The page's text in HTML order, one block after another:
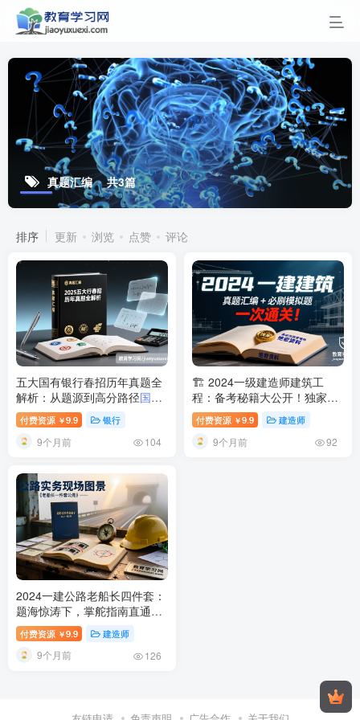
真题汇编 共3篇
排序 更新 浏览 点赞 评论
五大国有银行春招历年真题全
解析：从题源到高分路径国有
银行春招历年真题汇编与解析
指南
付费资源 ￥9.9 银行
9个月前 104
🏗️ 2024一级建造师建筑工
程：备考秘籍大公开！独家真
题汇编与高频必刷模拟题，助
你一次通关！ 2024年一级建造
师建筑工程备考：独家真题汇
付费资源 ￥9.9 建造师
9个月前 92
2024一建公路老船长四件套：
题海惊涛下，掌舵指南直通上
岸港湾！2024一级建造师公路
实务老船长四件套详解：宝典
千题导图真题备考指南
付费资源 ￥9.9 建造师
9个月前 126